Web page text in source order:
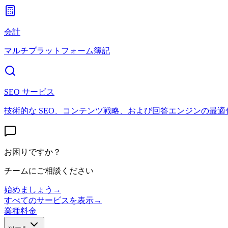
会計
マルチプラットフォーム簿記
SEO サービス
技術的な SEO、コンテンツ戦略、および回答エンジンの最適
お困りですか？
チームにご相談ください
始めましょう →
すべてのサービスを表示→
業種料金